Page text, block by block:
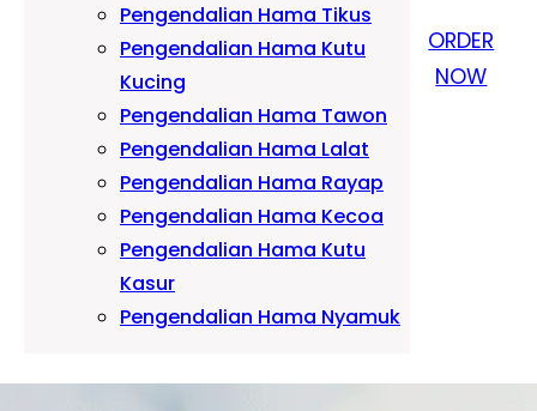
Pengendalian Hama Tikus
Pengendalian Hama Kutu
Kucing
Pengendalian Hama Tawon
Pengendalian Hama Lalat
Pengendalian Hama Rayap
Pengendalian Hama Kecoa
Pengendalian Hama Kutu
Kasur
Pengendalian Hama Nyamuk
ORDER
NOW